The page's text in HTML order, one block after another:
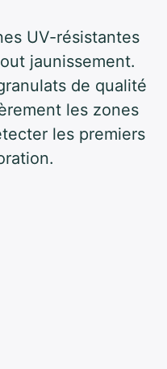
UV-résistantes
jaunissement.
de qualité
les zones
les premiers